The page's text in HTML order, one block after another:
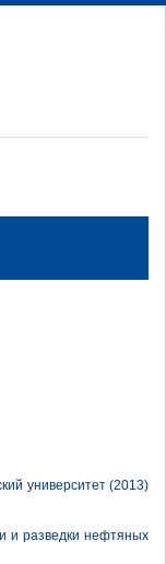
университет (2013)
и разведки нефтяных